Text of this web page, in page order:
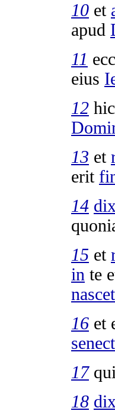
10 et
apud
11
eius
12
13 et
erit
14
15 et
in te
16 et
17
18